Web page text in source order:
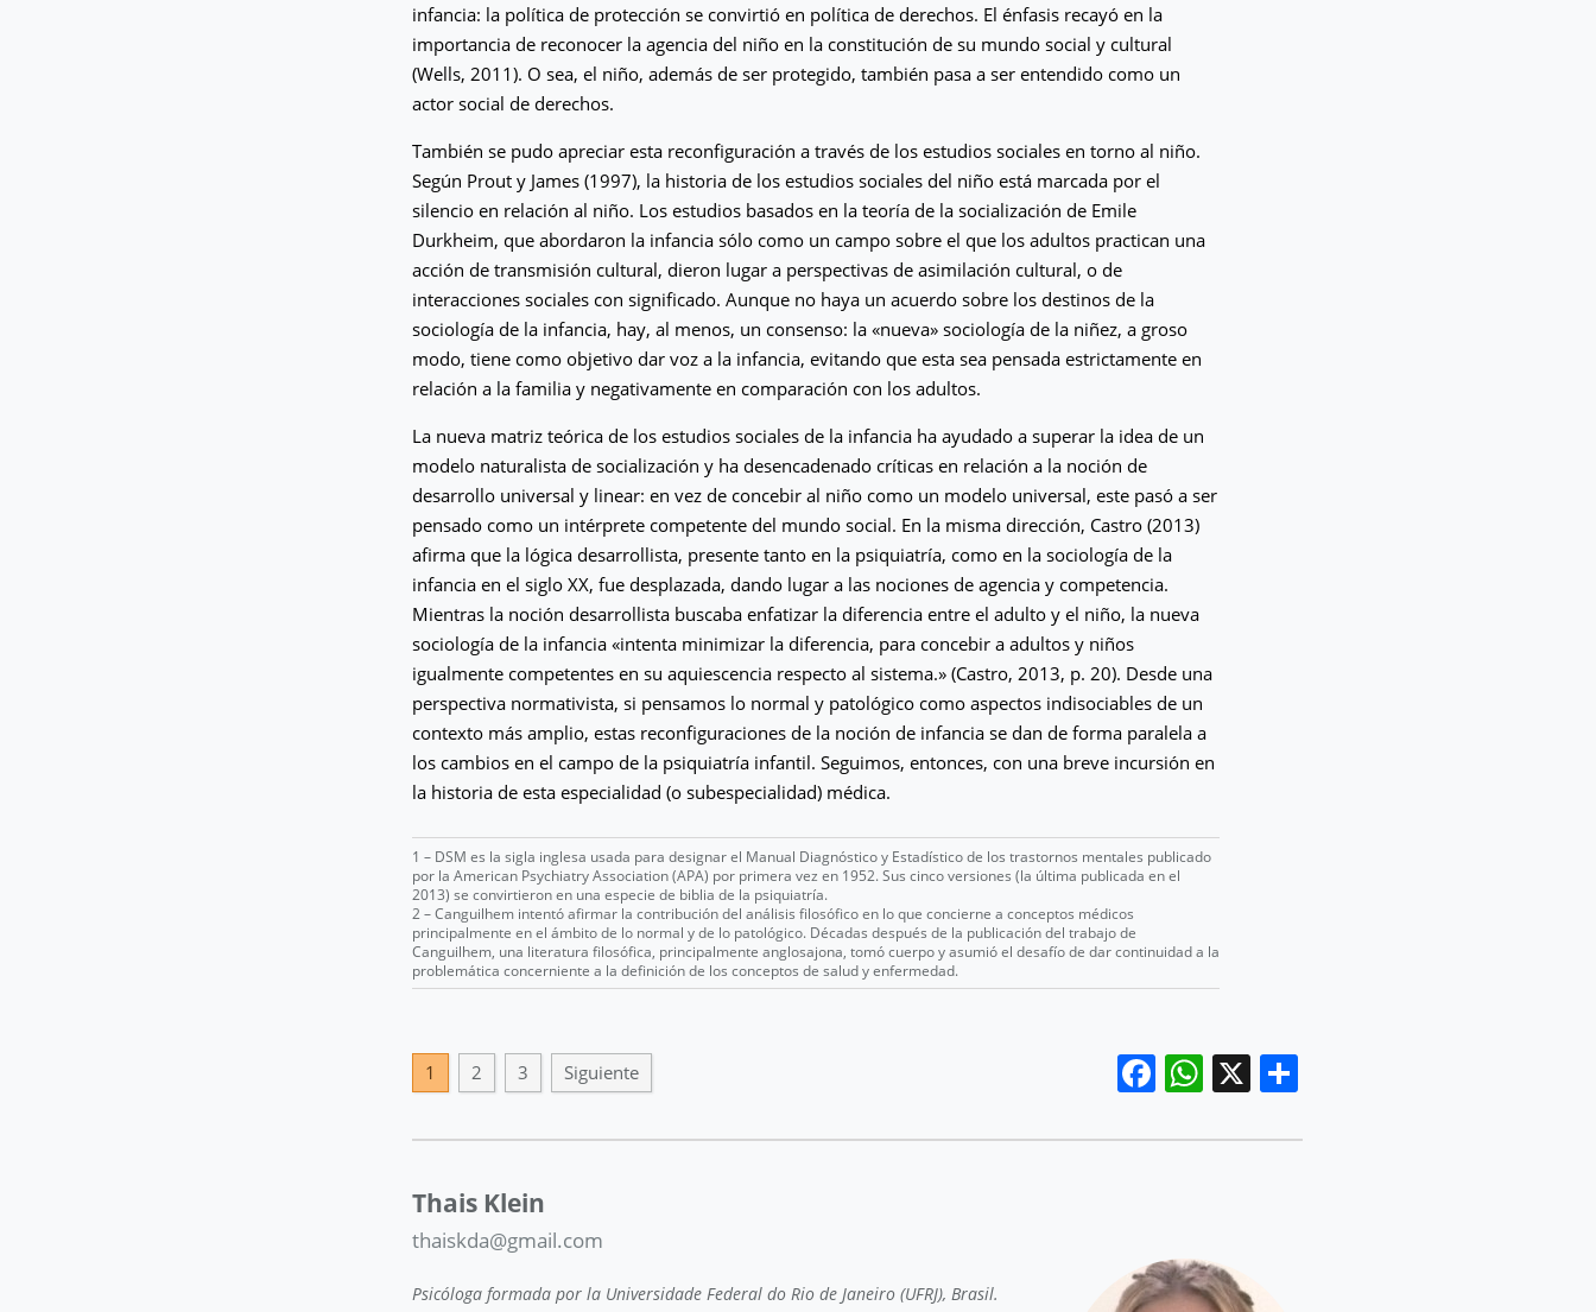
infancia: la política de protección se convirtió en política de derechos. El énfasis recayó en la
importancia de reconocer la agencia del niño en la constitución de su mundo social y cultural
(Wells, 2011). O sea, el niño, además de ser protegido, también pasa a ser entendido como un
actor social de derechos.
También se pudo apreciar esta reconfiguración a través de los estudios sociales en torno al niño.
Según Prout y James (1997), la historia de los estudios sociales del niño está marcada por el
silencio en relación al niño. Los estudios basados ​​en la teoría de la socialización de Emile
Durkheim, que abordaron la infancia sólo como un campo sobre el que los adultos practican una
acción de transmisión cultural, dieron lugar a perspectivas de asimilación cultural, o de
interacciones sociales con significado. Aunque no haya un acuerdo sobre los destinos de la
sociología de la infancia, hay, al menos, un consenso: la «nueva» sociología de la niñez, a groso
modo, tiene como objetivo dar voz a la infancia, evitando que esta sea pensada estrictamente en
relación a la familia y negativamente en comparación con los adultos.
La nueva matriz teórica de los estudios sociales de la infancia ha ayudado a superar la idea de un
modelo naturalista de socialización y ha desencadenado críticas en relación a la noción de
desarrollo universal y linear: en vez de concebir al niño como un modelo universal, este pasó a ser
pensado como un intérprete competente del mundo social. En la misma dirección, Castro (2013)
afirma que la lógica desarrollista, presente tanto en la psiquiatría, como en la sociología de la
infancia en el siglo XX, fue desplazada, dando lugar a las nociones de agencia y competencia.
Mientras la noción desarrollista buscaba enfatizar la diferencia entre el adulto y el niño, la nueva
sociología de la infancia «intenta minimizar la diferencia, para concebir a adultos y niños
igualmente competentes en su aquiescencia respecto al sistema.» (Castro, 2013, p. 20). Desde una
perspectiva normativista, si pensamos lo normal y patológico como aspectos indisociables de un
contexto más amplio, estas reconfiguraciones de la noción de infancia se dan de forma paralela a
los cambios en el campo de la psiquiatría infantil. Seguimos, entonces, con una breve incursión en
la historia de esta especialidad (o subespecialidad) médica.
1 – DSM es la sigla inglesa usada para designar el Manual Diagnóstico y Estadístico de los trastornos mentales publicado
por la American Psychiatry Association (APA) por primera vez en 1952. Sus cinco versiones (la última publicada en el
2013) se convirtieron en una especie de biblia de la psiquiatría.
2 – Canguilhem intentó afirmar la contribución del análisis filosófico en lo que concierne a conceptos médicos
principalmente en el ámbito de lo normal y de lo patológico. Décadas después de la publicación del trabajo de
Canguilhem, una literatura filosófica, principalmente anglosajona, tomó cuerpo y asumió el desafío de dar continuidad a la
problemática concerniente a la definición de los conceptos de salud y enfermedad.
Facebook
WhatsApp
X
1 2 3 Siguiente
Thais Klein
thaiskda@gmail.com
Psicóloga formada por la Universidade Federal do Rio de Janeiro (UFRJ), Brasil.